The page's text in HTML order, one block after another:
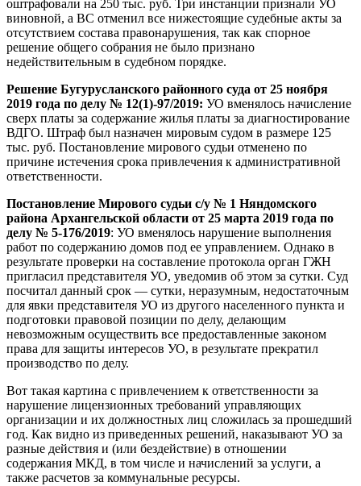
оштрафовали на 250 тыс. руб. Три инстанции признали УО
виновной, а ВС отменил все нижестоящие судебные акты за
отсутствием состава правонарушения, так как спорное
решение общего собрания не было признано
недействительным в судебном порядке.
Решение Бугурусланского районного суда от 25 ноября
2019 года по делу № 12(1)-97/2019: УО вменялось начисление
сверх платы за содержание жилья платы за диагностирование
ВДГО. Штраф был назначен мировым судом в размере 125
тыс. руб. Постановление мирового судьи отменено по
причине истечения срока привлечения к административной
ответственности.
Постановление Мирового судьи с/у № 1 Няндомского
района Архангельской области от 25 марта 2019 года по
делу № 5-176/2019: УО вменялось нарушение выполнения
работ по содержанию домов под ее управлением. Однако в
результате проверки на составление протокола орган ГЖН
пригласил представителя УО, уведомив об этом за сутки. Суд
посчитал данный срок — сутки, неразумным, недостаточным
для явки представителя УО из другого населенного пункта и
подготовки правовой позиции по делу, делающим
невозможным осуществить все предоставленные законом
права для защиты интересов УО, в результате прекратил
производство по делу.
Вот такая картина с привлечением к ответственности за
нарушение лицензионных требований управляющих
организации и их должностных лиц сложилась за прошедший
год. Как видно из приведенных решений, наказывают УО за
разные действия и (или бездействие) в отношении
содержания МКД, в том числе и начислений за услуги, а
также расчетов за коммунальные ресурсы.